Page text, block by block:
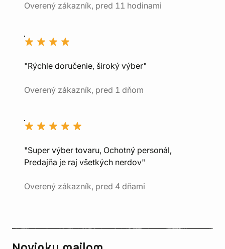
Overený zákazník, pred 11 hodinami
"Rýchle doručenie, široký výber"
Overený zákazník, pred 1 dňom
"Super výber tovaru, Ochotný personál,
Predajňa je raj všetkých nerdov"
Overený zákazník, pred 4 dňami